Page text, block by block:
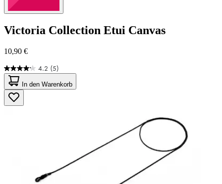
Victoria Collection Etui Canvas
10,90 €
4.2 (5)
4.2
von
5
Sternen.
5
In den Warenkorb